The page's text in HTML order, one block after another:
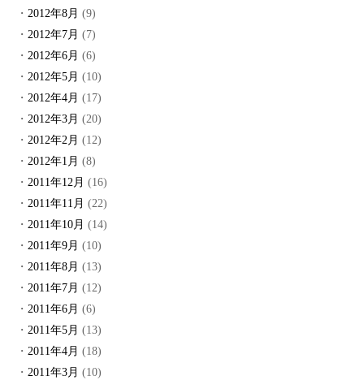
2012年8月 (9)
2012年7月 (7)
2012年6月 (6)
2012年5月 (10)
2012年4月 (17)
2012年3月 (20)
2012年2月 (12)
2012年1月 (8)
2011年12月 (16)
2011年11月 (22)
2011年10月 (14)
2011年9月 (10)
2011年8月 (13)
2011年7月 (12)
2011年6月 (6)
2011年5月 (13)
2011年4月 (18)
2011年3月 (10)